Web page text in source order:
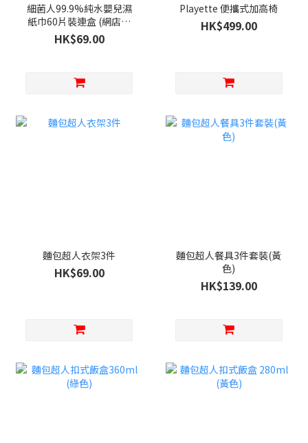
細菌人99.9%純水嬰兒濕
紙巾60片裝連盒 (網店限
定)
HK$69.00
Playette 便攜式加高椅
HK$499.00
麵包超人衣架3件
HK$69.00
麵包超人餐具3件套裝(黃
色)
HK$139.00